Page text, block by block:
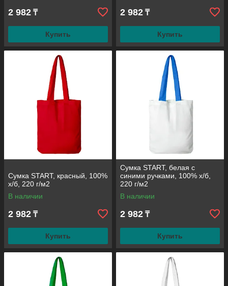
2 982 ₸
Купить
2 982 ₸
Купить
Сумка START, красный, 100%
х/б, 220 г/м2
В наличии
2 982 ₸
Купить
Сумка START, белая с
синими ручками, 100% х/б,
220 г/м2
В наличии
2 982 ₸
Купить